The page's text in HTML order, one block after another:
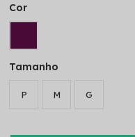
Tamanho
P M G
Cor